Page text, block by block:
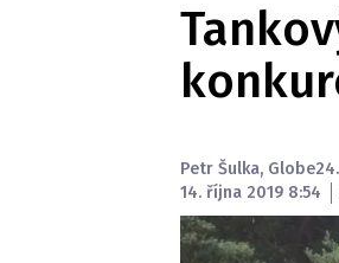
Petr Šulka,
14. října 2019 8:54